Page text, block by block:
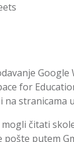
for
na stranicama
mogli čitati
putem